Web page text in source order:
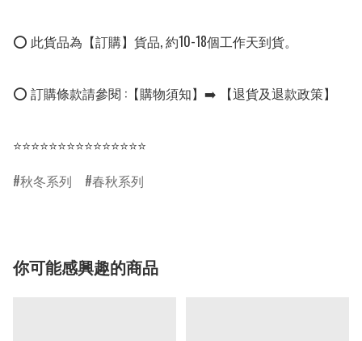
⭕ 此貨品為【訂購】貨品, 約10-18個工作天到貨。
⭕ 訂購條款請參閱 :【購物須知】➡️ 【退貨及退款政策】
⭐⭐⭐⭐⭐⭐⭐⭐⭐⭐⭐⭐⭐⭐⭐
秋冬系列
春秋系列
你可能感興趣的商品